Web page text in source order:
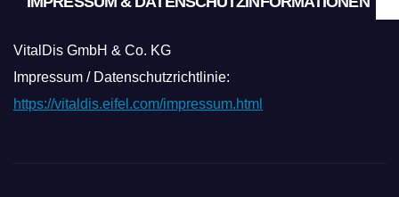
VitalDis GmbH & Co. KG
Impressum / Datenschutzrichtlinie:
https://vitaldis.eifel.com/impressum.html